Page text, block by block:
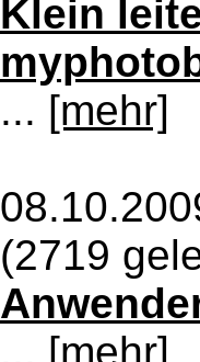
Klein
... [mehr]
(2719
... [mehr]